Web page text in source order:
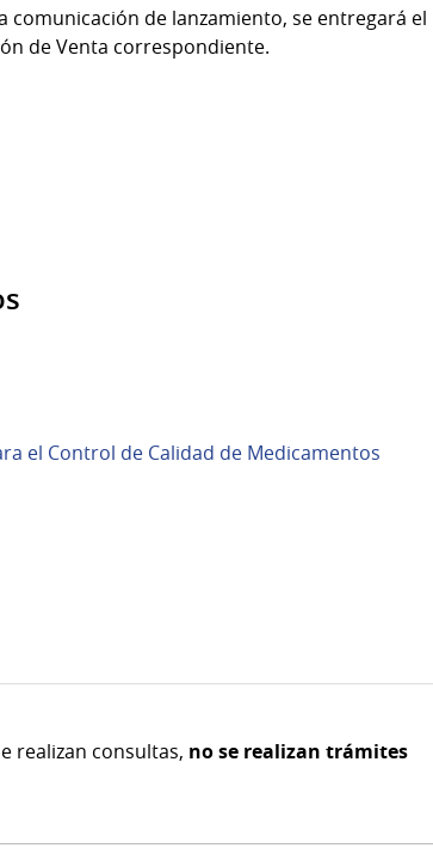
comunicación de lanzamiento, se entregará
de Venta correspondiente.
el Control de Calidad de Medicamentos
realizan consultas, no se realizan trámites